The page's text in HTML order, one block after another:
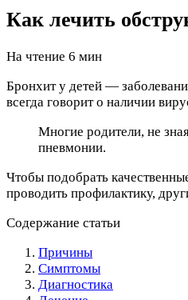
Как лечить
На чтение 6 мин
Бронхит у детей —
всегда говорит о наличии
Многие родители, не
пневмонии.
Чтобы подобрать
проводить профилактику,
Содержание статьи
Причины
Симптомы
Диагностика